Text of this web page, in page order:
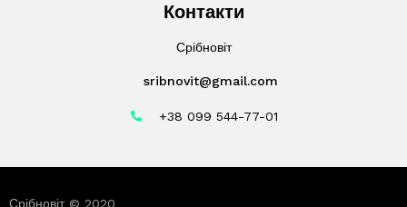
Контакти
Срібновіт
sribnovit@gmail.com
+38 099 544-77-01
Срібновіт © 2020